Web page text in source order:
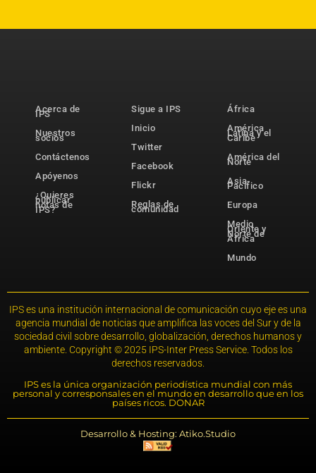
Acerca de
IPS
Nuestros
socios
Contáctenos
Apóyenos
¿Quieres
publicar
notas de
IPS?
Sigue a IPS
Inicio
Twitter
Facebook
Flickr
Reglas de
comunidad
África
América
Latina y el
Caribe
América del
Norte
Asia-
Pacífico
Europa
Medio
Oriente y
Norte de
África
Mundo
IPS es una institución internacional de comunicación cuyo eje es una
agencia mundial de noticias que amplifica las voces del Sur y de la
sociedad civil sobre desarrollo, globalización, derechos humanos y
ambiente. Copyright © 2025 IPS-Inter Press Service. Todos los
derechos reservados.
IPS es la única organización periodística mundial con más
personal y corresponsales en el mundo en desarrollo que en los
países ricos. DONAR
Desarrollo & Hosting: Atiko.Studio